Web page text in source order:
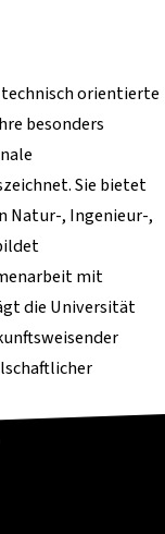
orientierte
besonders
Sie bietet
Natur-, Ingenieur-,
mit
die Universität